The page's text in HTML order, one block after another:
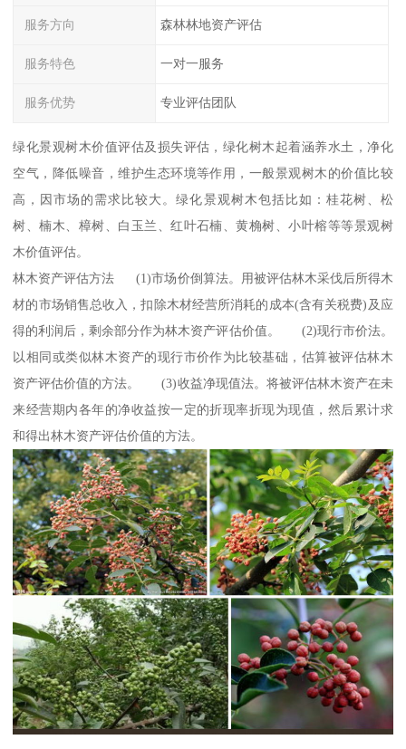
服务方向 森林林地资产评估
服务特色 一对一服务
服务优势 专业评估团队
绿化景观树木价值评估及损失评估，绿化树木起着涵养水土，净化
空气，降低噪音，维护生态环境等作用，一般景观树木的价值比较
高，因市场的需求比较大。绿化景观树木包括比如：桂花树、松
树、楠木、樟树、白玉兰、红叶石楠、黄桷树、小叶榕等等景观树
木价值评估。
林木资产评估方法 (1)市场价倒算法。用被评估林木采伐后所得木
材的市场销售总收入，扣除木材经营所消耗的成本(含有关税费)及应
得的利润后，剩余部分作为林木资产评估价值。 (2)现行市价法。
以相同或类似林木资产的现行市价作为比较基础，估算被评估林木
资产评估价值的方法。 (3)收益净现值法。将被评估林木资产在未
来经营期内各年的净收益按一定的折现率折现为现值，然后累计求
和得出林木资产评估价值的方法。